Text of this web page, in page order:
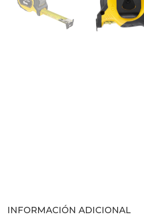
INFORMACIÓN ADICIONAL